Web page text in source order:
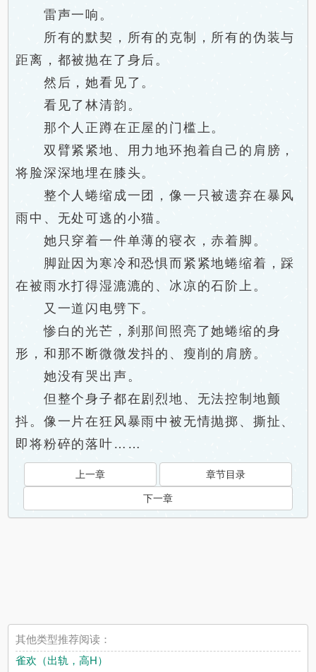
雷声一响。
所有的默契，所有的克制，所有的伪装与
距离，都被抛在了身后。
然后，她看见了。
看见了林清韵。
那个人正蹲在正屋的门槛上。
双臂紧紧地、用力地环抱着自己的肩膀，
将脸深深地埋在膝头。
整个人蜷缩成一团，像一只被遗弃在暴风
雨中、无处可逃的小猫。
她只穿着一件单薄的寝衣，赤着脚。
脚趾因为寒冷和恐惧而紧紧地蜷缩着，踩
在被雨水打得湿漉漉的、冰凉的石阶上。
又一道闪电劈下。
惨白的光芒，刹那间照亮了她蜷缩的身
形，和那不断微微发抖的、瘦削的肩膀。
她没有哭出声。
但整个身子都在剧烈地、无法控制地颤
抖。像一片在狂风暴雨中被无情抛掷、撕扯、
即将粉碎的落叶……
上一章 章节目录
下一章
其他类型推荐阅读：
雀欢（出轨，高H）